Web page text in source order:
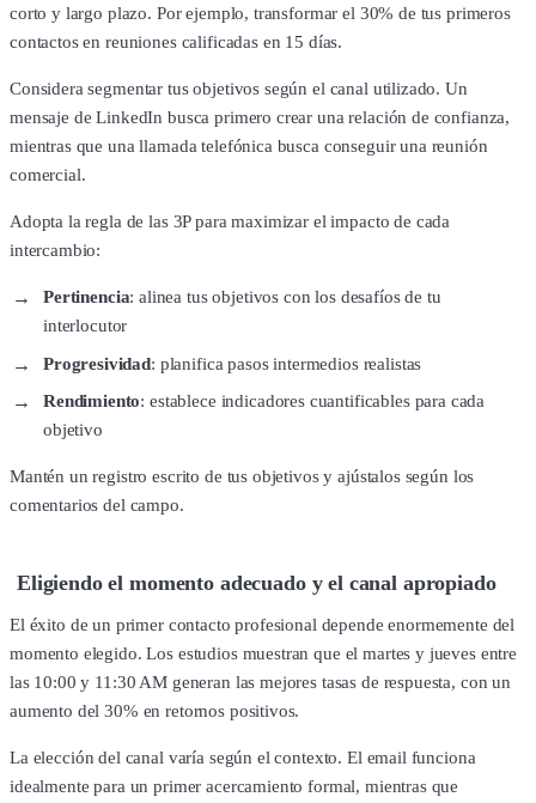
corto y largo plazo. Por ejemplo, transformar el 30% de tus primeros
contactos en reuniones calificadas en 15 días.
Considera segmentar tus objetivos según el canal utilizado. Un
mensaje de LinkedIn busca primero crear una relación de confianza,
mientras que una llamada telefónica busca conseguir una reunión
comercial.
Adopta la regla de las 3P para maximizar el impacto de cada
intercambio:
Pertinencia: alinea tus objetivos con los desafíos de tu
interlocutor
Progresividad: planifica pasos intermedios realistas
Rendimiento: establece indicadores cuantificables para cada
objetivo
Mantén un registro escrito de tus objetivos y ajústalos según los
comentarios del campo.
Eligiendo el momento adecuado y el canal apropiado
El éxito de un primer contacto profesional depende enormemente del
momento elegido. Los estudios muestran que el martes y jueves entre
las 10:00 y 11:30 AM generan las mejores tasas de respuesta, con un
aumento del 30% en retornos positivos.
La elección del canal varía según el contexto. El email funciona
idealmente para un primer acercamiento formal, mientras que